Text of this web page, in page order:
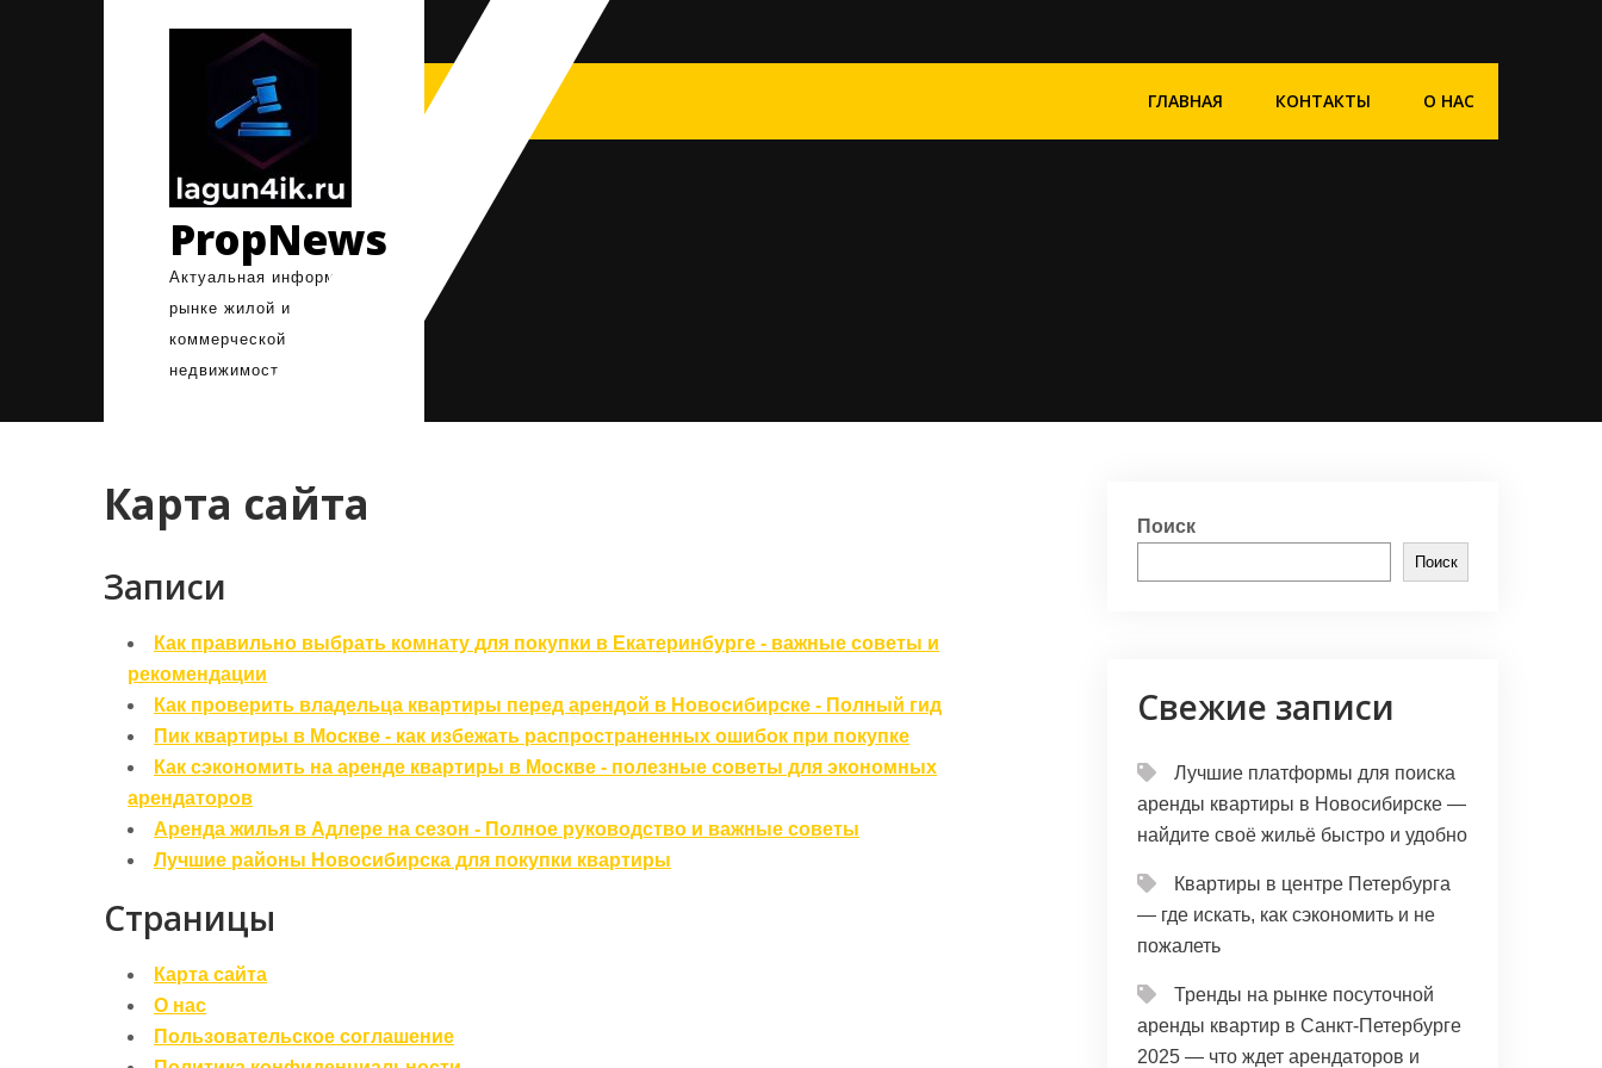
PropNews
Актуальная информация о
рынке жилой и
коммерческой
недвижимости.
ГЛАВНАЯ КОНТАКТЫ О НАС
Карта сайта
Записи
Как правильно выбрать комнату для покупки в Екатеринбурге - важные советы и
рекомендации
Как проверить владельца квартиры перед арендой в Новосибирске - Полный гид
Пик квартиры в Москве - как избежать распространенных ошибок при покупке
Как сэкономить на аренде квартиры в Москве - полезные советы для экономных
арендаторов
Аренда жилья в Адлере на сезон - Полное руководство и важные советы
Лучшие районы Новосибирска для покупки квартиры
Страницы
Карта сайта
О нас
Пользовательское соглашение
Поиск
Поиск
Свежие записи
Лучшие платформы для поиска
аренды квартиры в Новосибирске —
найдите своё жильё быстро и удобно
Квартиры в центре Петербурга
— где искать, как сэкономить и не
пожалеть
Тренды на рынке посуточной
аренды квартир в Санкт-Петербурге
2025 — что ждет арендаторов и